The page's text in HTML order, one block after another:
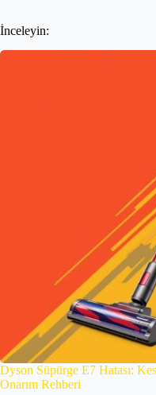
İnceleyin:
Dyson Süpürge E7 Hatası:
Onarım Rehberi